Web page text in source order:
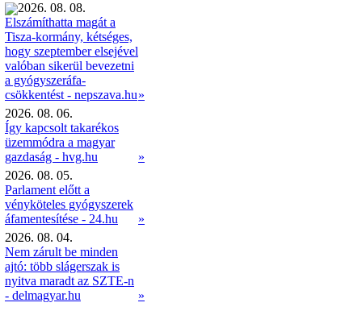
2026. 08. 08.
Elszámíthatta magát a
Tisza-kormány, kétséges,
hogy szeptember elsejével
valóban sikerül bevezetni
a gyógyszeráfa-
csökkentést - nepszava.hu»
2026. 08. 06.
Így kapcsolt takarékos
üzemmódra a magyar
gazdaság - hvg.hu
»
2026. 08. 05.
Parlament előtt a
vényköteles gyógyszerek
áfamentesítése - 24.hu
»
2026. 08. 04.
Nem zárult be minden
ajtó: több slágerszak is
nyitva maradt az SZTE-n
- delmagyar.hu
»